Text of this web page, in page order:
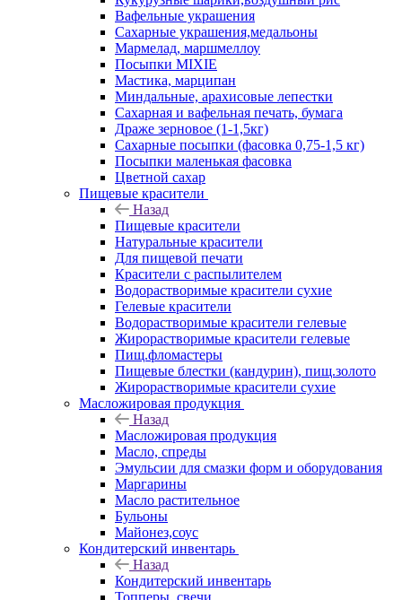
Вафельные украшения
Сахарные украшения,медальоны
Мармелад, маршмеллоу
Посыпки MIXIE
Мастика, марципан
Миндальные, арахисовые лепестки
Сахарная и вафельная печать, бумага
Драже зерновое (1-1,5кг)
Сахарные посыпки (фасовка 0,75-1,5 кг)
Посыпки маленькая фасовка
Цветной сахар
Пищевые красители
Назад
Пищевые красители
Натуральные красители
Для пищевой печати
Красители с распылителем
Водорастворимые красители сухие
Гелевые красители
Водорастворимые красители гелевые
Жирорастворимые красители гелевые
Пищ.фломастеры
Пищевые блестки (кандурин), пищ.золото
Жирорастворимые красители сухие
Масложировая продукция
Назад
Масложировая продукция
Масло, спреды
Эмульсии для смазки форм и оборудования
Маргарины
Масло растительное
Бульоны
Майонез,соус
Кондитерский инвентарь
Назад
Кондитерский инвентарь
Топперы, свечи